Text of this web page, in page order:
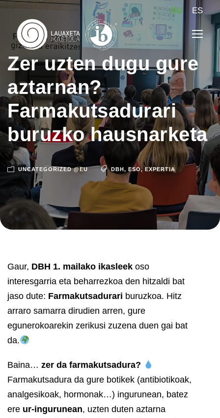
EU ES
Zer uzten dugu gure
aztarnan?
Farmakutsadurari
buruzko hausnarketa
UNCATEGORIZED @EU DBH, ESO, EXPERTIA
Gaur, DBH 1. mailako ikasleek oso
interesgarria eta beharrezkoa den hitzaldi bat
jaso dute: Farmakutsadurari buruzkoa. Hitz
arraro samarra dirudien arren, gure
egunerokoarekin zerikusi zuzena duen gai bat
da.
Baina… zer da farmakutsadura?
Farmakutsadura da gure botikek (antibiotikoak,
analgesikoak, hormonak…) ingurunean, batez
ere ur-ingurunean, uzten duten aztarna